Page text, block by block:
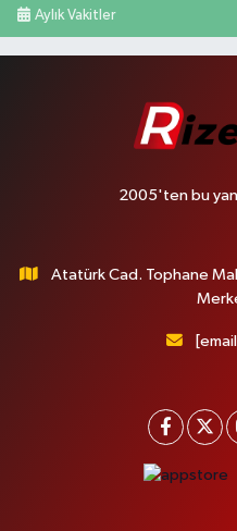
Aylık Vakitler
2005'ten bu
Atatürk Cad. Tophane